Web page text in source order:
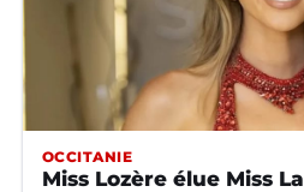
OCCITANIE
Miss Lozère élue Miss